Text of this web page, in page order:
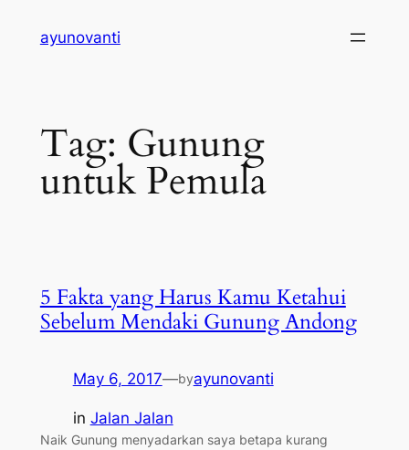
ayunovanti
Tag: Gunung
untuk Pemula
5 Fakta yang Harus Kamu Ketahui
Sebelum Mendaki Gunung Andong
May 6, 2017—byayunovanti
in Jalan Jalan
Naik Gunung menyadarkan saya betapa kurang